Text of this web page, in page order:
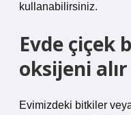
kullanabilirsiniz.
Evde çiçek
oksijeni alır
Evimizdeki bitkiler